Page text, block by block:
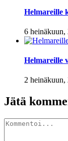
Helmareille
6 heinäkuun,
Helmareille
2 heinäkuun,
Jätä
Kommentti